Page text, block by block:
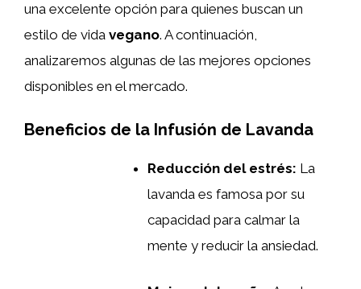
una excelente opción para quienes buscan un
estilo de vida vegano. A continuación,
analizaremos algunas de las mejores opciones
disponibles en el mercado.
Beneficios de la Infusión de Lavanda
Reducción del estrés: La
lavanda es famosa por su
capacidad para calmar la
mente y reducir la ansiedad.